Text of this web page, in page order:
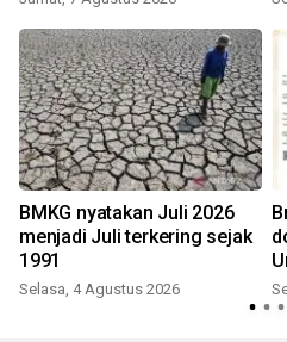
BMKG nyatakan Juli 2026
menjadi Juli terkering sejak
1991
Selasa, 4 Agustus 2026